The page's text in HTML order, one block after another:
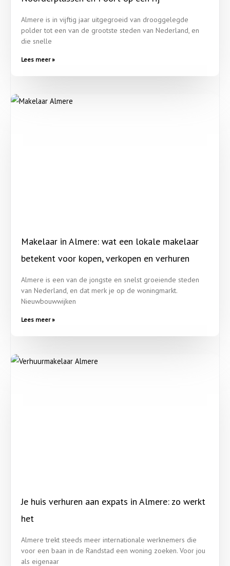
Almere is in vijftig jaar uitgegroeid van drooggelegde
polder tot een van de grootste steden van Nederland, en
die snelle
Lees meer »
Makelaar in Almere: wat een lokale makelaar
betekent voor kopen, verkopen en verhuren
Almere is een van de jongste en snelst groeiende steden
van Nederland, en dat merk je op de woningmarkt.
Nieuwbouwwijken
Lees meer »
Je huis verhuren aan expats in Almere: zo werkt
het
Almere trekt steeds meer internationale werknemers die
voor een baan in de Randstad een woning zoeken. Voor jou
als eigenaar